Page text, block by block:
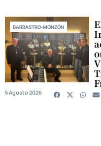
BARBASTRO-MONZÓN
5 Agosto 2026